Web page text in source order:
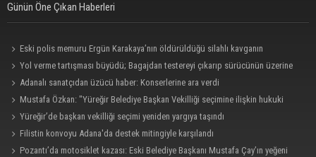
Günün Öne Çıkan Haberleri
Eski polis memuru Ergün Karakaya’nın öldürüldüğü silahlı kavganın
görüntüleri ortaya çıktı
Yol verme tartışması büyüdü; Bagajdan testereyi çıkarıp sürücünün üzerine
yürüdü
Adanalı sanatçıdan üzücü haber: Konserlerine ara verdi
Mustafa Özkan: "Yüreğir Belediye Başkan Vekilliği seçimine ilişkin hukuki
süreç başlatıldı"
Yüreğir’de başkan vekilliği seçimi yeniden yargıya taşındı
Filistin konvoyu Adana'da destek mitingiyle karşılandı
Pozantı’da motosiklet kazası: Eski Belediye Başkanı Mustafa Çay’ın yeğeni